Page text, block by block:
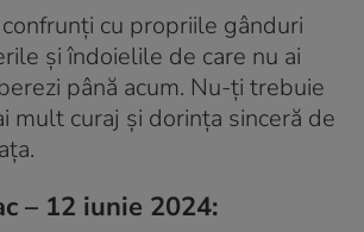
cu propriile gânduri
și îndoielile de care nu ai
până acum. Nu-ți trebuie
mult curaj și dorința sinceră de
– 12 iunie 2024: